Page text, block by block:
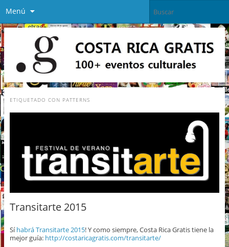
Menú
ETIQUETADO CON PATTERNS
Transitarte 2015
Síhabrá Transitarte 2015! Y como siempre, Costa Rica Gratis tiene la
mejor guía: http://costaricagratis.com/transitarte/